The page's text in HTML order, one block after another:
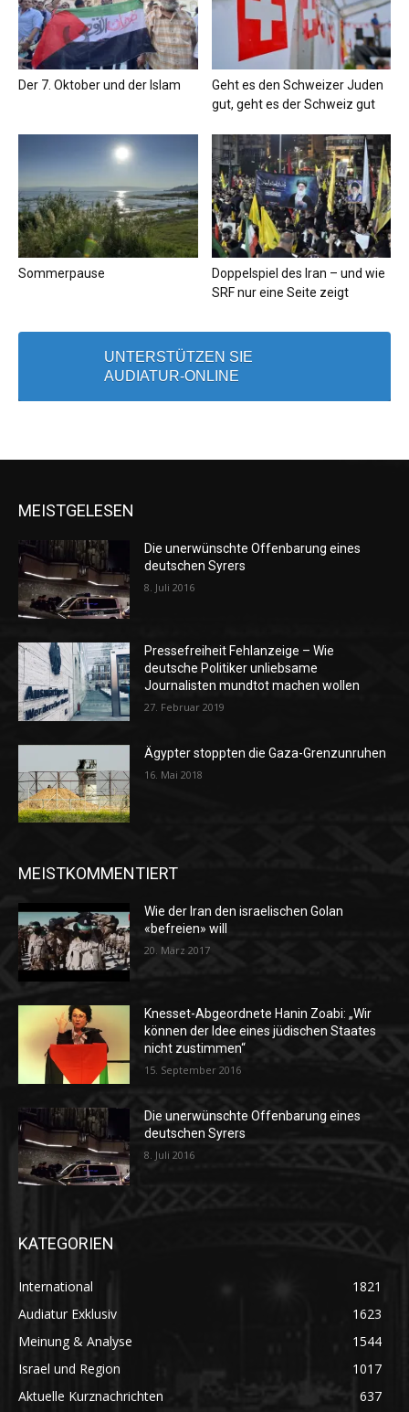
Der 7. Oktober und der Islam
Geht es den Schweizer Juden
gut, geht es der Schweiz gut
Sommerpause
Doppelspiel des Iran – und wie
SRF nur eine Seite zeigt
UNTERSTÜTZEN SIE
AUDIATUR-ONLINE
MEISTGELESEN
Die unerwünschte Offenbarung eines
deutschen Syrers
8. Juli 2016
Pressefreiheit Fehlanzeige – Wie
deutsche Politiker unliebsame
Journalisten mundtot machen wollen
27. Februar 2019
Ägypter stoppten die Gaza-Grenzunruhen
16. Mai 2018
MEISTKOMMENTIERT
Wie der Iran den israelischen Golan
«befreien» will
20. März 2017
Knesset-Abgeordnete Hanin Zoabi: „Wir
können der Idee eines jüdischen Staates
nicht zustimmen“
15. September 2016
Die unerwünschte Offenbarung eines
deutschen Syrers
8. Juli 2016
KATEGORIEN
International
1821
Audiatur Exklusiv
1623
Meinung & Analyse
1544
Israel und Region
1017
Aktuelle Kurznachrichten
637